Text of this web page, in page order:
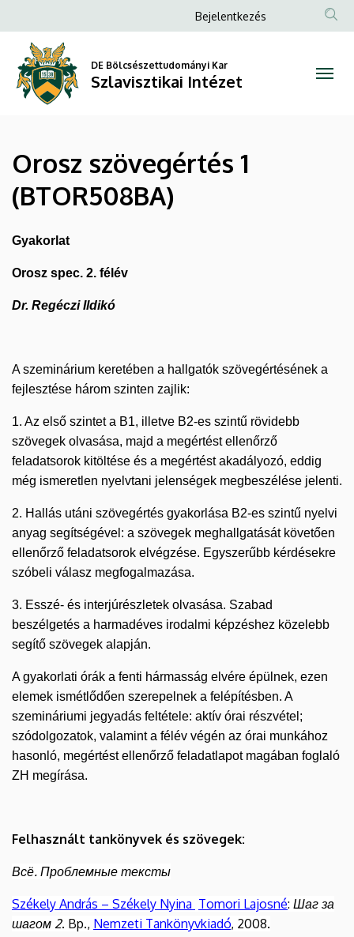
szövegértés
(BTOR508BA)
Szlavisztikai
Intézet
a
tartalomra
Anonim
fiók
menüje
Bejelentkezés
DE Bölcsészettudományi Kar
Szlavisztikai Intézet
Orosz szövegértés 1
(BTOR508BA)
Gyakorlat
Orosz spec. 2. félév
Dr. Regéczi Ildikó
A szeminárium keretében a hallgatók szövegértésének a
fejlesztése három szinten zajlik:
1. Az első szintet a B1, illetve B2-es szintű rövidebb
szövegek olvasása, majd a megértést ellenőrző
feladatsorok kitöltése és a megértést akadályozó, eddig
még ismeretlen nyelvtani jelenségek megbeszélése jelenti.
2. Hallás utáni szövegértés gyakorlása B2-es szintű nyelvi
anyag segítségével: a szövegek meghallgatását követően
ellenőrző feladatsorok elvégzése. Egyszerűbb kérdésekre
szóbeli válasz megfogalmazása.
3. Esszé- és interjúrészletek olvasása. Szabad
beszélgetés a harmadéves irodalmi képzéshez közelebb
segítő szövegek alapján.
A gyakorlati órák a fenti hármasság elvére épülnek, ezen
elemek ismétlődően szerepelnek a felépítésben. A
szemináriumi jegyadás feltétele: aktív órai részvétel;
szódolgozatok, valamint a félév végén az órai munkához
hasonló, megértést ellenőrző feladatlapot magában foglaló
ZH megírása.
Felhasznált tankönyvek és szövegek:
Всё. Проблемные тексты
Székely András – Székely Nyina Tomori Lajosné: Шаг ​за
шагом 2. Bp., Nemzeti Tankönyvkiadó, 2008.